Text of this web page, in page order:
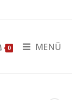
0 MENÜ